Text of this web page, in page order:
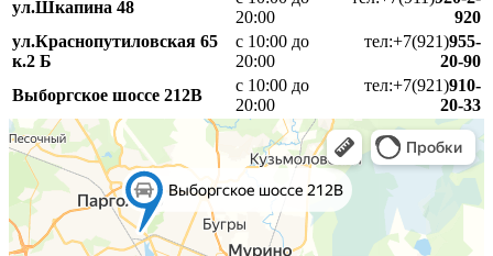
ул.Шкапина 48
20:00
920
ул.Краснопутиловская 65
к.2 Б
с 10:00 до
20:00
тел:+7(921)955-
20-90
Выборгское шоссе 212В
с 10:00 до
20:00
тел:+7(921)910-
20-33